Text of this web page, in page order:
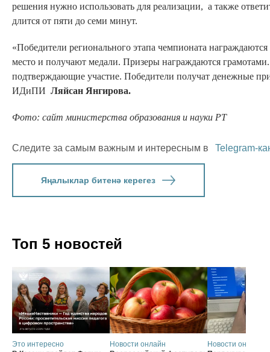
решения нужно использовать для реализации, а также
длится от пяти до семи минут.
«Победители регионального этапа чемпионата
место и получают медали. Призеры награждаются
подтверждающие участие. Победители получат денежные
ИДиПИ Ляйсан Янгирова.
Фото: сайт министерства образования и науки РТ
Следите за самым важным и интересным в Telegram-
Яңалыклар битенә керегез
Топ 5 новостей
Это интересно
Новости онлайн
Новости онлайн